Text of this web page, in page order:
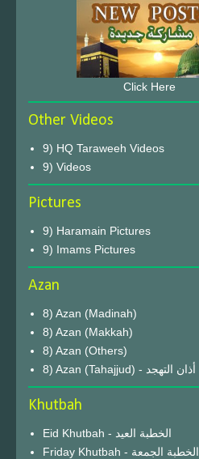
Click Here
Other Videos
9) HQ Taraweeh Videos
9) Videos
Pictures
9) Haramain Pictures
9) Imams Pictures
Azan
8) Azan (Madinah)
8) Azan (Makkah)
8) Azan (Others)
8) Azan (Tahajjud) - أذان التهجد
Khutbah
Eid Khutbah - الخطبة العيد
Friday Khutbah - الخطبة الجمعة